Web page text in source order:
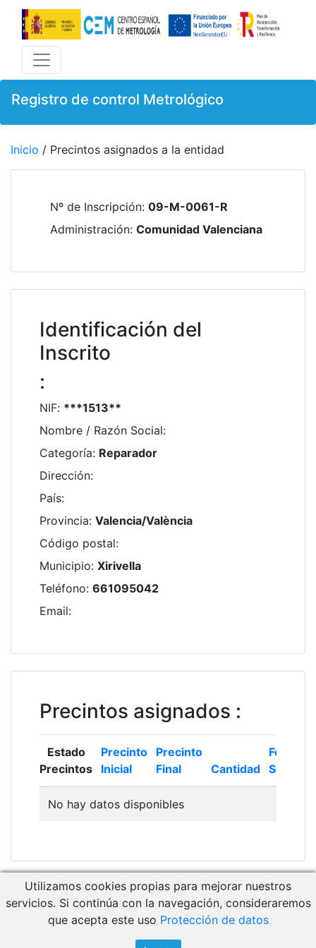
Registro de control Metrológico
Inicio / Precintos asignados a la entidad
Nº de Inscripción: 09-M-0061-R
Administración: Comunidad Valenciana
Identificación del
Inscrito
:
NIF: ***1513**
Nombre / Razón Social:
Categoría: Reparador
Dirección:
País:
Provincia: Valencia/València
Código postal:
Municipio: Xirivella
Teléfono: 661095042
Email:
Precintos asignados :
Estado
Precintos
Precinto
Inicial
Precinto
Final
Cantidad
Fecha
Solicitud
No hay datos disponibles
Descargar Manual de Usuario
Acceso a RCM Gestión
Utilizamos cookies propias para mejorar nuestros
servicios. Si continúa con la navegación, consideraremos
que acepta este uso Protección de datos